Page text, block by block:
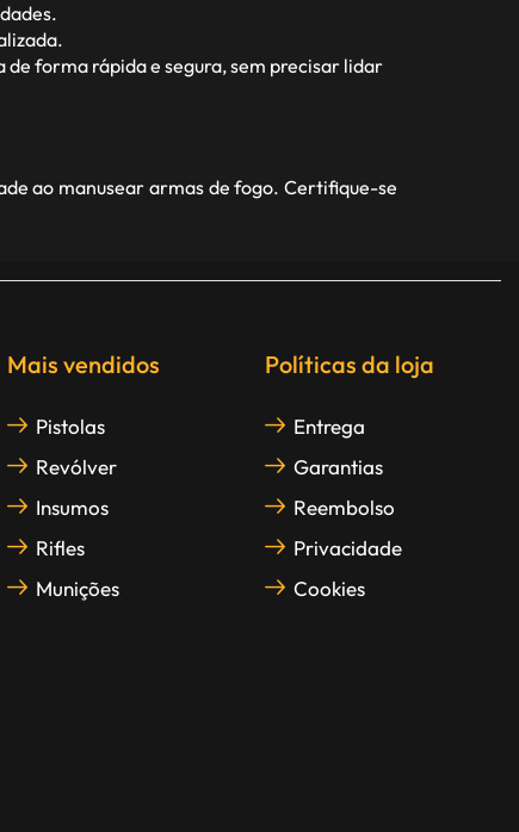
de forma rápida e segura, sem precisar lidar
ao manusear armas de fogo. Certifique-se
Mais vendidos
Pistolas
Revólver
Insumos
Rifles
Munições
Políticas da loja
Entrega
Garantias
Reembolso
Privacidade
Cookies